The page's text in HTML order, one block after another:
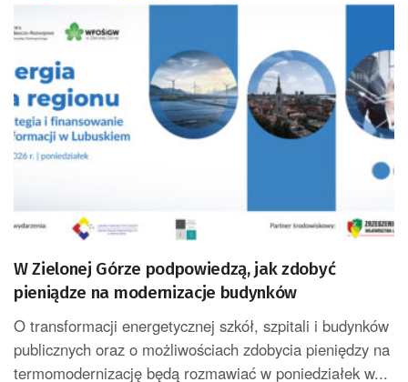
W Zielonej Górze podpowiedzą, jak zdobyć
pieniądze na modernizacje budynków
O transformacji energetycznej szkół, szpitali i budynków
publicznych oraz o możliwościach zdobycia pieniędzy na
termomodernizację będą rozmawiać w poniedziałek w...